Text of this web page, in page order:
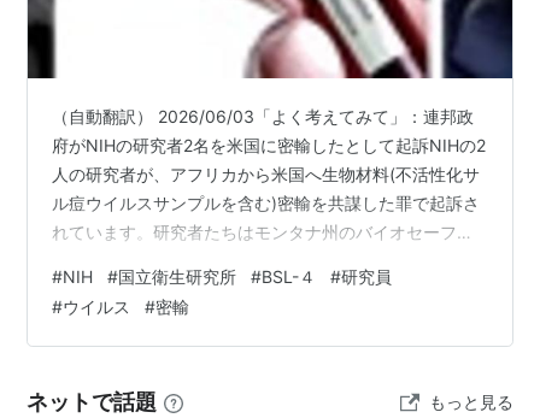
（自動翻訳） 2026/06/03「よく考えてみて」：連邦政
府がNIHの研究者2名を米国に密輸したとして起訴NIHの2
人の研究者が、アフリカから米国へ生物材料(不活性化サ
ル痘ウイルスサンプルを含む)密輸を共謀した罪で起訴さ
れています。研究者たちはモンタナ州のバイオセーフテ
在的に危険な病原体を取り扱う際の安全手順に対する新
たな検証を呼び起こしました。ヘンリック・カロリシ
ン、DSW著 国立衛生研究所(NIH)の2人の研究者が、アフ
ンプルを含む)を密輸する共謀の罪で起訴されています。
#NIH #国立衛生研究所 #BSL-４ #研究員
#ウイルス #密輸
ネットで話題 もっと見る